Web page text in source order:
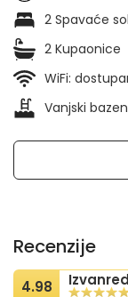
2 Spavaće
2 Kupaonice
WiFi:
Recenzije
4.98